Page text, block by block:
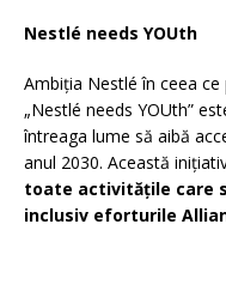
Nestlé needs YOUth
Ambiția Nestlé în ceea
„Nestlé needs YOUth”
întreaga lume să aibă
anul 2030. Această
toate activitățile care
inclusiv eforturile